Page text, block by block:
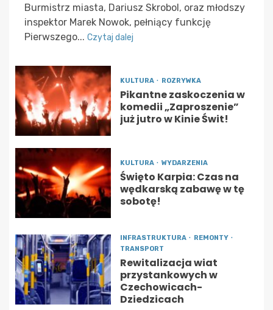
Burmistrz miasta, Dariusz Skrobol, oraz młodszy
inspektor Marek Nowok, pełniący funkcję
Pierwszego... Czytaj dalej
KULTURA ROZRYWKA
Pikantne zaskoczenia w
komedii „Zaproszenie”
już jutro w Kinie Świt!
KULTURA WYDARZENIA
Święto Karpia: Czas na
wędkarską zabawę w tę
sobotę!
INFRASTRUKTURA
REMONTY
TRANSPORT
Rewitalizacja wiat
przystankowych w
Czechowicach-
Dziedzicach